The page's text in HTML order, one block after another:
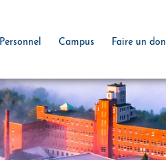
Personnel Campus Faire un don